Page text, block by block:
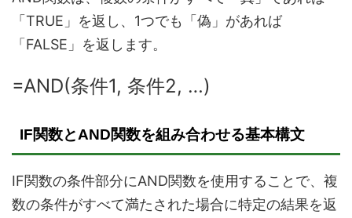
「TRUE」を返し、1つでも「偽」があれば
「FALSE」を返します。
=AND(条件1, 条件2, …)
IF関数とAND関数を組み合わせる基本構文
IF関数の条件部分にAND関数を使用することで、複
数の条件がすべて満たされた場合に特定の結果を返